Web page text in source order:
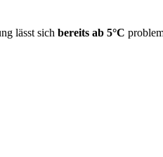
lässt sich bereits ab 5°C